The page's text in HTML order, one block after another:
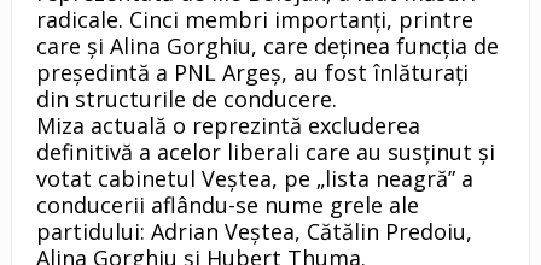
radicale. Cinci membri importanți, printre
care și Alina Gorghiu, care deținea funcția de
președintă a PNL Argeș, au fost înlăturați
din structurile de conducere.
Miza actuală o reprezintă excluderea
definitivă a acelor liberali care au susținut și
votat cabinetul Veștea, pe „lista neagră” a
conducerii aflându-se nume grele ale
partidului: Adrian Veștea, Cătălin Predoiu,
Alina Gorghiu și Hubert Thuma.